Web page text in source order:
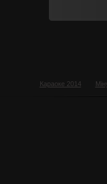
Караоке 2014